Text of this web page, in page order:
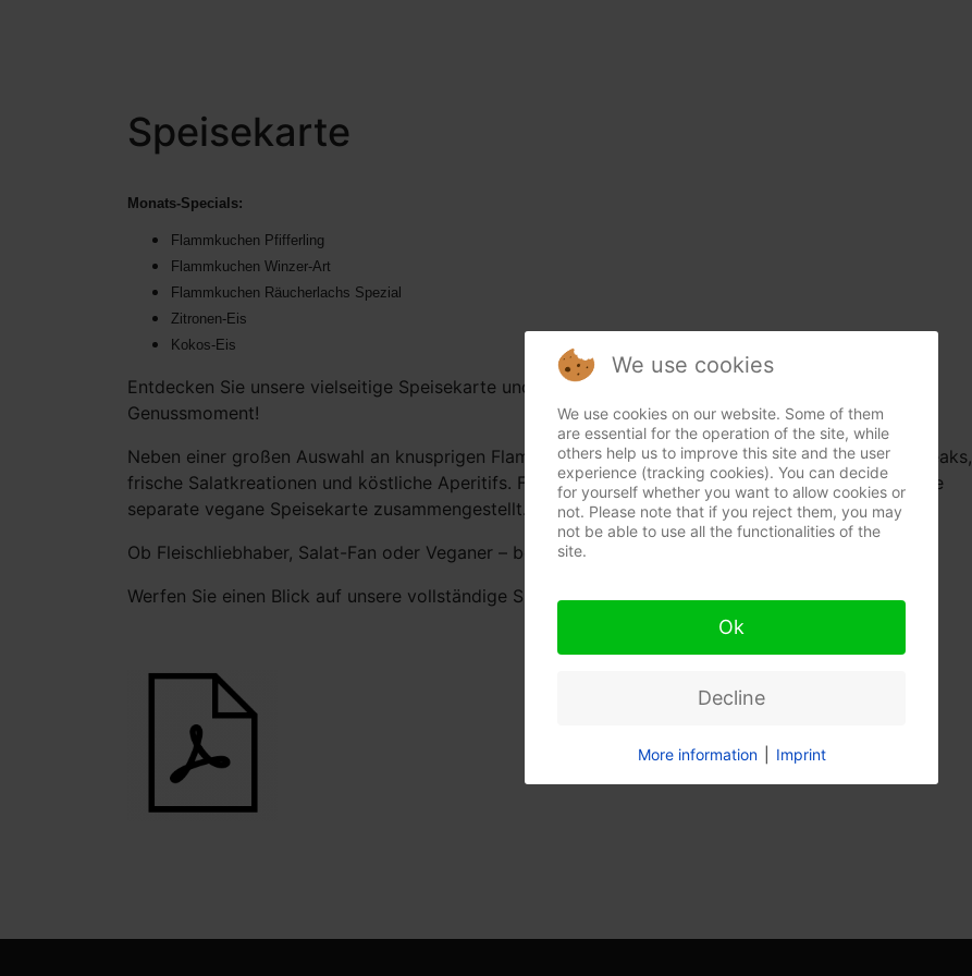
Speisekarte
Monats-Specials:
Flammkuchen Pfifferling
Flammkuchen Winzer-Art
Flammkuchen Räucherlachs Spezial
Zitronen-Eis
Kokos-Eis
Entdecken Sie unsere vielseitige Speisekarte und planen Sie schon vor Ihrem Besuch Ihren
Genussmoment!
Neben einer großen Auswahl an knusprigen Flammkuchen erwarten Sie bei uns zarte Premium-Steaks,
frische Salatkreationen und köstliche Aperitifs. Für unsere veganen Gäste haben wir außerdem eine
separate vegane Speisekarte zusammengestellt.
Ob Fleischliebhaber, Salat-Fan oder Veganer – bei uns findet jeder sein persönliches Highlight.
Werfen Sie einen Blick auf unsere vollständige Speisekarte und lassen Sie sich inspirieren:
We use cookies
We use cookies on our website. Some of them
are essential for the operation of the site, while
others help us to improve this site and the user
experience (tracking cookies). You can decide
for yourself whether you want to allow cookies or
not. Please note that if you reject them, you may
not be able to use all the functionalities of the
site.
Ok
Decline
More information Imprint